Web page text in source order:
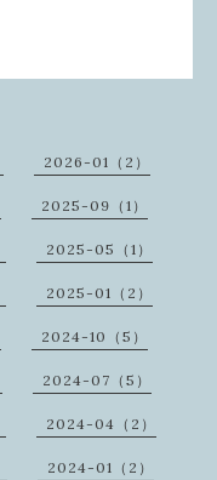
2026-01（2）
2025-09（1）
2025-05（1）
2025-01（2）
2024-10（5）
2024-07（5）
2024-04（2）
2024-01（2）